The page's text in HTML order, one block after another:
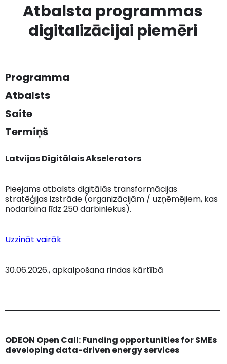
Atbalsta programmas
digitalizācijai piemēri
Programma
Atbalsts
Saite
Termiņš
Latvijas Digitālais Akselerators
Pieejams atbalsts digitālās transformācijas
stratēģijas izstrāde (organizācijām / uzņēmējiem, kas
nodarbina līdz 250 darbiniekus).
Uzzināt vairāk
30.06.2026., apkalpošana rindas kārtībā
ODEON Open Call: Funding opportunities for SMEs
developing data-driven energy services